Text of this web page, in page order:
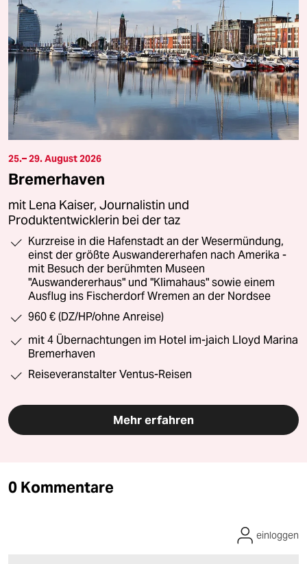
25.– 29. August 2026
Bremerhaven
mit Lena Kaiser, Journalistin und
Produktentwicklerin bei der taz
Kurzreise in die Hafenstadt an der Wesermündung,
einst der größte Auswandererhafen nach Amerika -
mit Besuch der berühmten Museen
"Auswandererhaus" und "Klimahaus" sowie einem
Ausflug ins Fischerdorf Wremen an der Nordsee
960 € (DZ/HP/ohne Anreise)
mit 4 Übernachtungen im Hotel im-jaich Lloyd Marina
Bremerhaven
Reiseveranstalter Ventus-Reisen
Mehr erfahren
0 Kommentare
einloggen